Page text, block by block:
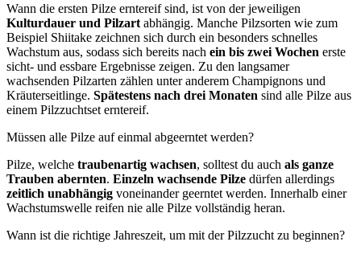
Wann die ersten Pilze erntereif sind, ist von der jeweiligen
Kulturdauer und Pilzart abhängig. Manche Pilzsorten wie zum
Beispiel Shiitake zeichnen sich durch ein besonders schnelles
Wachstum aus, sodass sich bereits nach ein bis zwei Wochen erste
sicht- und essbare Ergebnisse zeigen. Zu den langsamer
wachsenden Pilzarten zählen unter anderem Champignons und
Kräuterseitlinge. Spätestens nach drei Monaten sind alle Pilze aus
einem Pilzzuchtset erntereif.
Müssen alle Pilze auf einmal abgeerntet werden?
Pilze, welche traubenartig wachsen, solltest du auch als ganze
Trauben abernten. Einzeln wachsende Pilze dürfen allerdings
zeitlich unabhängig voneinander geerntet werden. Innerhalb einer
Wachstumswelle reifen nie alle Pilze vollständig heran.
Wann ist die richtige Jahreszeit, um mit der Pilzzucht zu beginnen?